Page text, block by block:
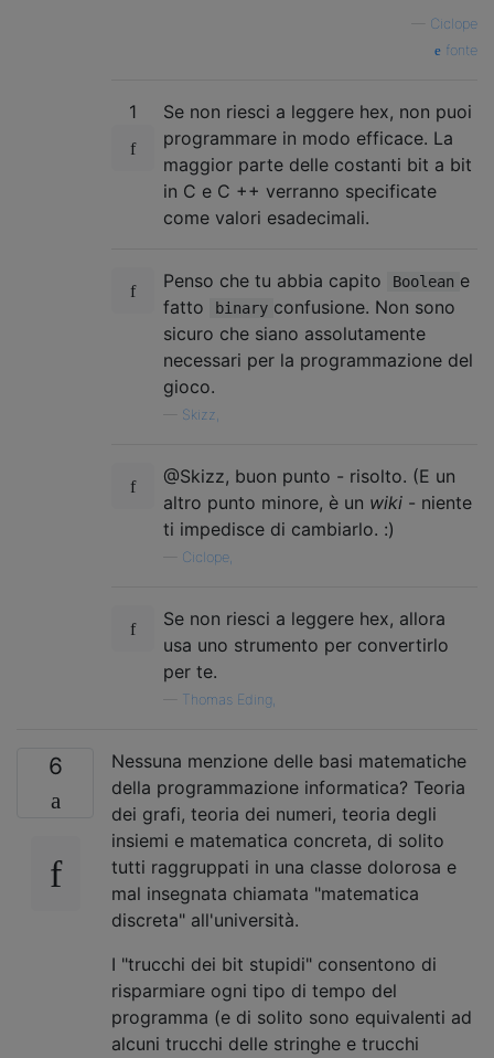
Ciclope
fonte
1
Se non riesci a leggere hex, non puoi
programmare in modo efficace. La
maggior parte delle costanti bit a bit
in C e C ++ verranno specificate
come valori esadecimali.
Penso che tu abbia capito Boolean e
fatto
binary confusione. Non sono
sicuro che siano assolutamente
necessari per la programmazione del
gioco.
Skizz,
@Skizz, buon punto - risolto. (E un
altro punto minore, è un wiki - niente
ti impedisce di cambiarlo. :)
Ciclope,
Se non riesci a leggere hex, allora
usa uno strumento per convertirlo
per te.
Thomas Eding,
6
Nessuna menzione delle basi matematiche
della programmazione informatica? Teoria
dei grafi, teoria dei numeri, teoria degli
insiemi e matematica concreta, di solito
tutti raggruppati in una classe dolorosa e
mal insegnata chiamata "matematica
discreta" all'università.
I "trucchi dei bit stupidi" consentono di
risparmiare ogni tipo di tempo del
programma (e di solito sono equivalenti ad
alcuni trucchi delle stringhe e trucchi